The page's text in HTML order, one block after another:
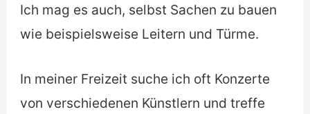
Ich mag es auch, selbst Sachen zu bauen
wie beispielsweise Leitern und Türme.
In meiner Freizeit suche ich oft Konzerte
von verschiedenen Künstlern und treffe